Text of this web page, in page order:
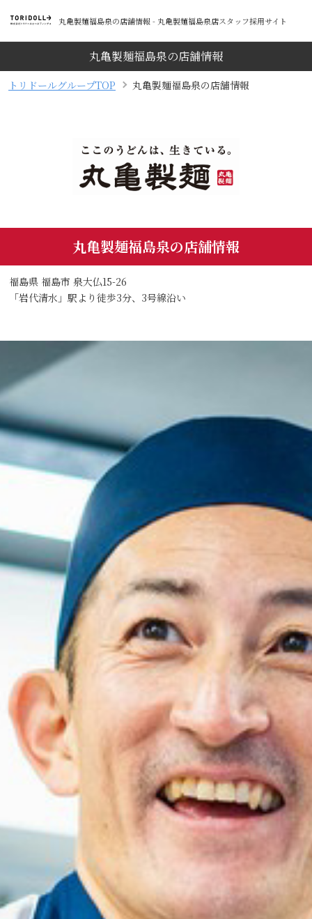
丸亀製麺福島泉の店舗情報 - 丸亀製麺福島泉店スタッフ採用サイト
丸亀製麺福島泉の店舗情報
トリドールグループTOP 丸亀製麺福島泉の店舗情報
丸亀製麺福島泉の店舗情報
福島県 福島市 泉大仏15-26
「岩代清水」駅より徒歩3分、3号線沿い